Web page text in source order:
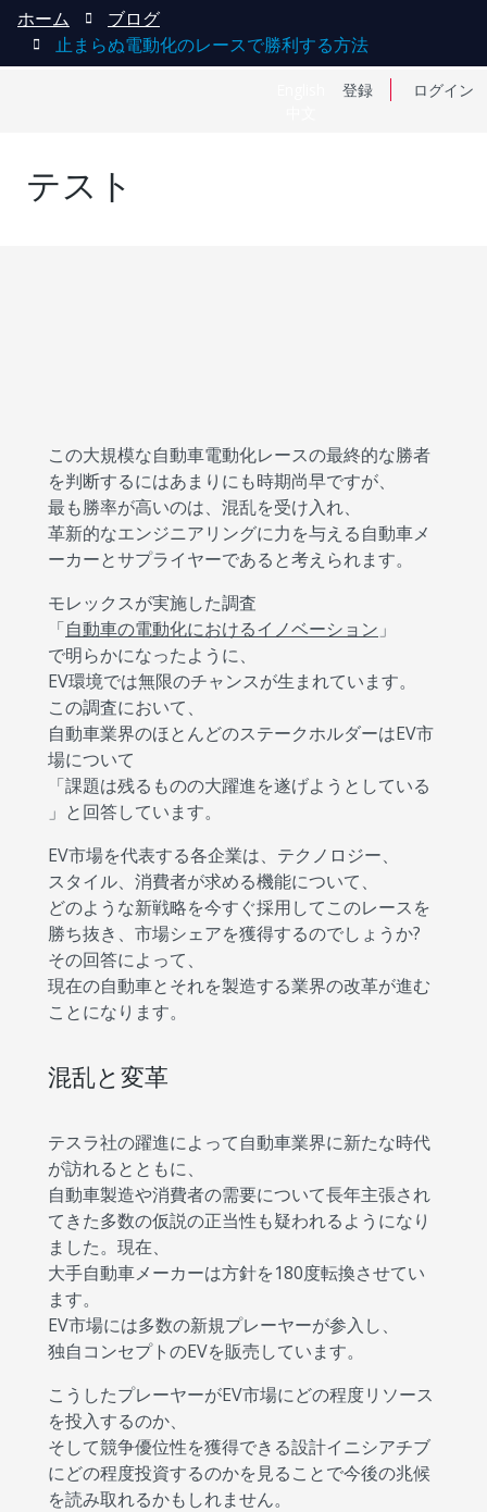
登録 ログイン
ホーム
ブログ
止まらぬ電動化のレースで勝利する方法
テスト
この大規模な自動車電動化レースの最終的な勝者
を判断するにはあまりにも時期尚早ですが、
最も勝率が高いのは、混乱を受け入れ、
革新的なエンジニアリングに力を与える自動車メ
ーカーとサプライヤーであると考えられます。
モレックスが実施した調査
「自動車の電動化におけるイノベーション 」
で明らかになったように、
EV環境では無限のチャンスが生まれています。
この調査において、
自動車業界のほとんどのステークホルダーはEV市
場について
「課題は残るものの大躍進を遂げようとしている
」と回答しています。
EV市場を代表する各企業は、テクノロジー、
スタイル、消費者が求める機能について、
どのような新戦略を今すぐ採用してこのレースを
勝ち抜き、市場シェアを獲得するのでしょうか?
その回答によって、
現在の自動車とそれを製造する業界の改革が進む
ことになります。
混乱と変革
テスラ社の躍進によって自動車業界に新たな時代
が訪れるとともに、
自動車製造や消費者の需要について長年主張され
てきた多数の仮説の正当性も疑われるようになり
ました。現在、
大手自動車メーカーは方針を180度転換させてい
ます。
EV市場には多数の新規プレーヤーが参入し、
独自コンセプトのEVを販売しています。
こうしたプレーヤーがEV市場にどの程度リソース
を投入するのか、
そして競争優位性を獲得できる設計イニシアチブ
にどの程度投資するのかを見ることで今後の兆候
を読み取れるかもしれません。